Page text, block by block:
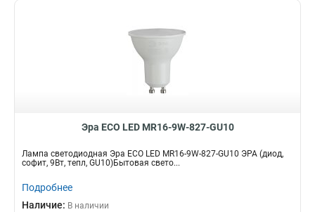
Эра ECO LED MR16-9W-827-GU10
Лампа светодиодная Эра ECO LED MR16-9W-827-GU10 ЭРА (диод,
софит, 9Вт, тепл, GU10)Бытовая свето...
Подробнее
Наличие: В наличии